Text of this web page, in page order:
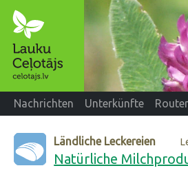
Nachrichten Unterkünfte
Ländliche Leckereien
Natürliche